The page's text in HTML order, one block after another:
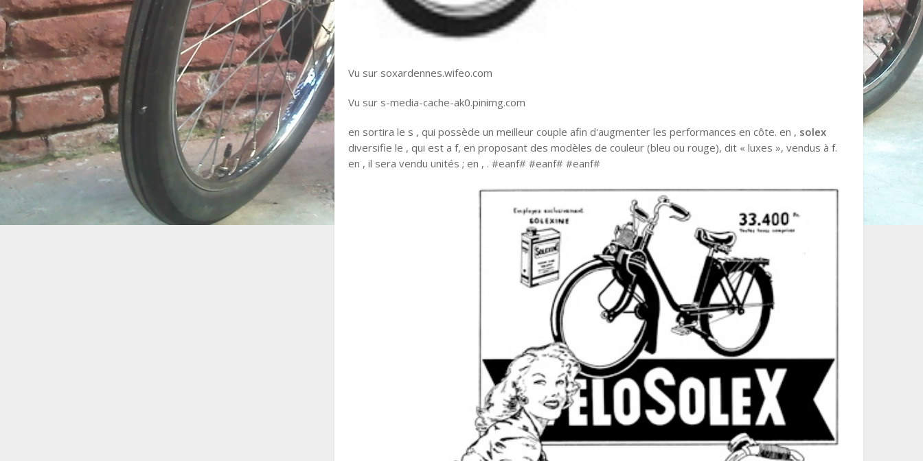
Vu sur soxardennes.wifeo.com
Vu sur s-media-cache-ak0.pinimg.com
en sortira le s , qui possède un meilleur couple afin d'augmenter les performances en côte. en , solex
diversifie le , qui est a f, en proposant des modèles de couleur (bleu ou rouge), dit « luxes », vendus à f.
en , il sera vendu unités ; en , . #eanf# #eanf# #eanf#